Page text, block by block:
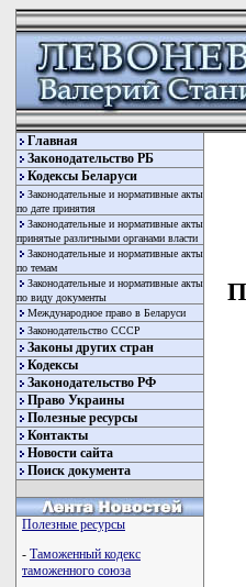
Главная
Законодательство РБ
Кодексы Беларуси
Законодательные и нормативные акты
по дате принятия
Законодательные и нормативные акты
принятые различными органами власти
Законодательные и нормативные акты
по темам
Законодательные и нормативные акты
по виду документы
Международное право в Беларуси
Законодательство СССР
Законы других стран
Кодексы
Законодательство РФ
Право Украины
Полезные ресурсы
Контакты
Новости сайта
Поиск документа
Полезные ресурсы
- Таможенный кодекс
таможенного союза